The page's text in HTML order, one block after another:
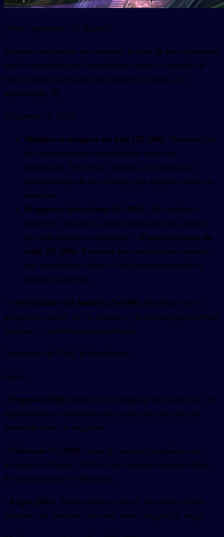
¡Hola, aprendices de idiomas!
Estamos encantados de compartir la hoja de ruta de nuestra
app de mandarín para los próximos meses, cargadita de
nuevos mazos pensados para ponerle un turbo a tu
aprendizaje. 🚀
Diciembre de 2023
Alquilar o comprar un piso (25-100): Muévete por
las conversaciones inmobiliarias como un
profesional. De firmar contratos a comentar las
características de la vivienda, este mazo te cubre las
espaldas.
Preguntar direcciones (25-100): ¡No vuelvas a
perderte! Domina las frases esenciales para pedir y
dar indicaciones en mandarín. - Conversaciones de
viaje (25-100): Prepárate para tu próxima aventura
con vocabulario viajero. Ideal para trotamundos y
espíritus inquietos.
- Celebridades del mundo (25-100): Sumérgete en el
glamuroso mundo de los famosos y la cultura pop mientras
amplías tu vocabulario en mandarín.
Los mazos de 2024, al descubierto
Enero
- Negocios (500): Hazte con el lenguaje del comercio. De
negociaciones a presentaciones, este mazo es tu kit de
mandarín para los negocios.
- Gimnasio (25-100): Suda la camiseta lingüística con
términos de fitness. Perfecto para quienes quieren hablar
de entrenamientos y bienestar.
- Argot (250): ¡Habla como un local! Descubre el lado
informal del mandarín con este mazo cargado de jerga.